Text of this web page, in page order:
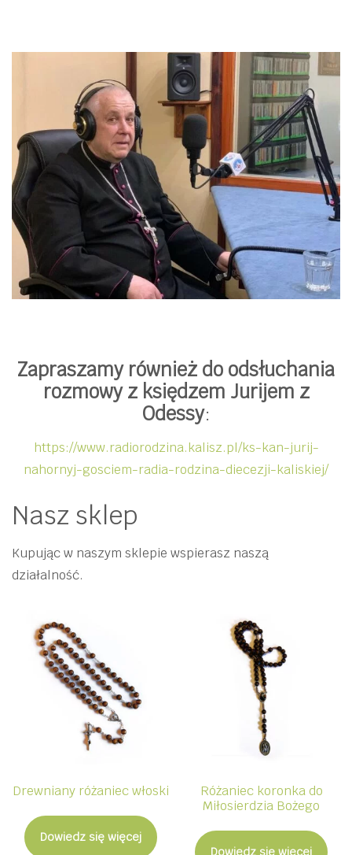
Zapraszamy również do odsłuchania
rozmowy z księdzem Jurijem z
Odessy:
https://www.radiorodzina.kalisz.pl/ks-kan-jurij-
nahornyj-gosciem-radia-rodzina-diecezji-kaliskiej/
Nasz sklep
Kupując w naszym sklepie wspierasz naszą
działalność.
Drewniany różaniec włoski
Dowiedz się więcej
Różaniec koronka do
Miłosierdzia Bożego
Dowiedz się więcej